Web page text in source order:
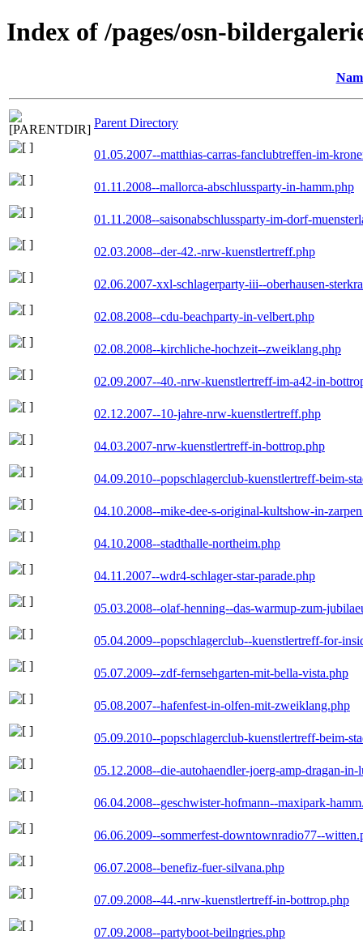
Index of /pages/osn-
Parent Directory
01.05.2007--matthias-carras-fanclubtreffen-im-
01.11.2008--mallorca-abschlussparty-in-hamm.php
01.11.2008--saisonabschlussparty-im-dorf-
02.03.2008--der-42.-nrw-kuenstlertreff.php
02.06.2007-xxl-schlagerparty-iii--oberhausen-
02.08.2008--cdu-beachparty-in-velbert.php
02.08.2008--kirchliche-hochzeit--zweiklang.php
02.09.2007--40.-nrw-kuenstlertreff-im-a42-in-
02.12.2007--10-jahre-nrw-kuenstlertreff.php
04.03.2007-nrw-kuenstlertreff-in-bottrop.php
04.09.2010--popschlagerclub-kuenstlertreff-beim-
04.10.2008--mike-dee-s-original-kultshow-in-
04.10.2008--stadthalle-northeim.php
04.11.2007--wdr4-schlager-star-parade.php
05.03.2008--olaf-henning--das-warmup-zum-
05.04.2009--popschlagerclub--kuenstlertreff-for-
05.07.2009--zdf-fernsehgarten-mit-bella-vista.php
05.08.2007--hafenfest-in-olfen-mit-zweiklang.php
05.09.2010--popschlagerclub-kuenstlertreff-beim-
05.12.2008--die-autohaendler-joerg-amp-dragan-in-
06.04.2008--geschwister-hofmann--maxipark-
06.06.2009--sommerfest-downtownradio77--
06.07.2008--benefiz-fuer-silvana.php
07.09.2008--44.-nrw-kuenstlertreff-in-bottrop.php
07.09.2008--partyboot-beilngries.php